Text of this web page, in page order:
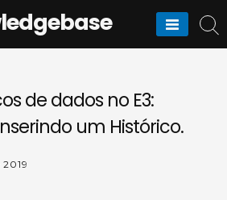
de dados no E3:
um Histórico.